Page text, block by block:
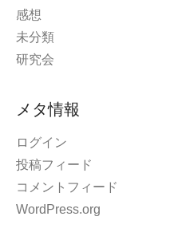
感想
未分類
研究会
メタ情報
ログイン
投稿フィード
コメントフィード
WordPress.org